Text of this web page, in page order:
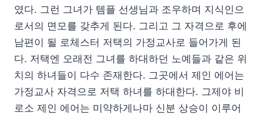
였다. 그런 그녀가 템플 선생님과 조우하며 지식인으
로서의 면모를 갖추게 된다. 그리고 그 자격으로 후에
남편이 될 로체스터 저택의 가정교사로 들어가게 된
다. 저택엔 오래전 그녀를 하대하던 노예들과 같은 위
치의 하녀들이 다수 존재한다. 그곳에서 제인 에어는
가정교사 자격으로 저택 하녀를 하대한다. 그제야 비
로소 제인 에어는 미약하게나마 신분 상승이 이루어